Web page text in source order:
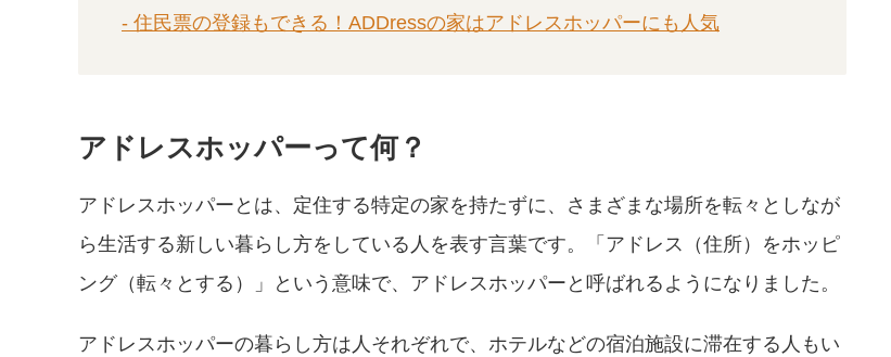
- 住民票の登録もできる！ADDressの家はアドレスホッパーにも人気
アドレスホッパーって何？
アドレスホッパーとは、定住する特定の家を持たずに、さまざまな場所を転々としなが
ら生活する新しい暮らし方をしている人を表す言葉です。「アドレス（住所）をホッピ
ング（転々とする）」という意味で、アドレスホッパーと呼ばれるようになりました。
アドレスホッパーの暮らし方は人それぞれで、ホテルなどの宿泊施設に滞在する人もい